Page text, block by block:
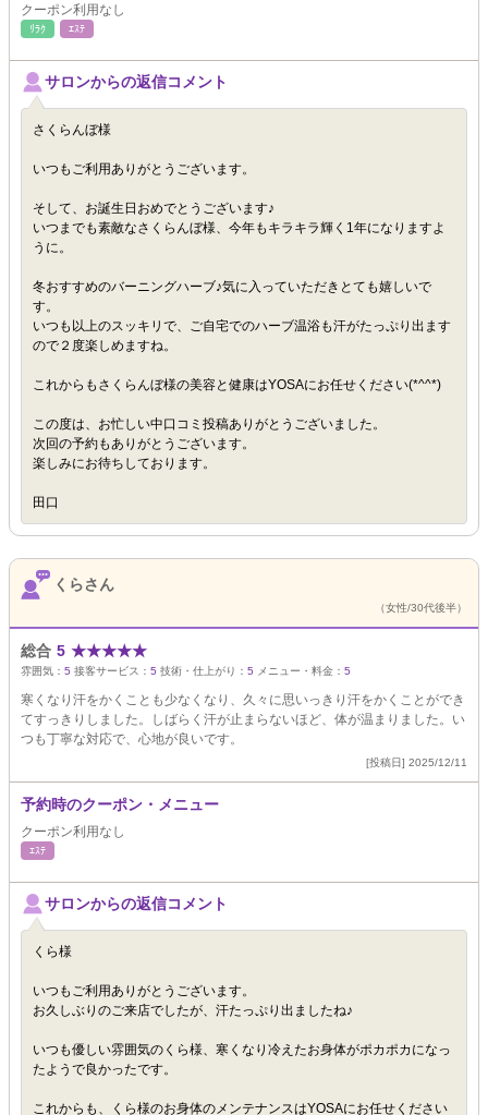
クーポン利用なし
ﾘﾗｸ ｴｽﾃ
サロンからの返信コメント
さくらんぼ様
いつもご利用ありがとうございます。
そして、お誕生日おめでとうございます♪
いつまでも素敵なさくらんぼ様、今年もキラキラ輝く1年になりますよ
うに。
冬おすすめのバーニングハーブ♪気に入っていただきとても嬉しいで
す。
いつも以上のスッキリで、ご自宅でのハーブ温浴も汗がたっぷり出ます
ので２度楽しめますね。
これからもさくらんぼ様の美容と健康はYOSAにお任せください(*^^*)
この度は、お忙しい中口コミ投稿ありがとうございました。
次回の予約もありがとうございます。
楽しみにお待ちしております。
田口
くらさん
（女性/30代後半）
総合 5 ★★★★★
雰囲気： 5 接客サービス： 5 技術・仕上がり： 5 メニュー・料金： 5
寒くなり汗をかくことも少なくなり、久々に思いっきり汗をかくことができ
てすっきりしました。しばらく汗が止まらないほど、体が温まりました。い
つも丁寧な対応で、心地が良いです。
[投稿日] 2025/12/11
予約時のクーポン・メニュー
クーポン利用なし
ｴｽﾃ
サロンからの返信コメント
くら様
いつもご利用ありがとうございます。
お久しぶりのご来店でしたが、汗たっぷり出ましたね♪
いつも優しい雰囲気のくら様、寒くなり冷えたお身体がポカポカになっ
たようで良かったです。
これからも、くら様のお身体のメンテナンスはYOSAにお任せください